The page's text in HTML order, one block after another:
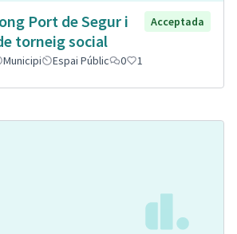
Port de Segur i
torneig social
Acceptada
Municipi Espai Públic 0 1